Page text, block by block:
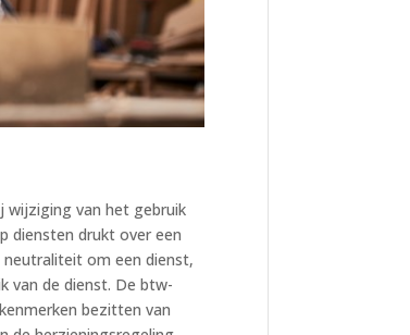
wijziging van het gebruik
diensten drukt over een
om een dienst,
van de dienst. De btw-
bezitten van